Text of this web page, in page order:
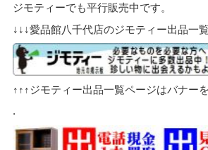
ジモティーでも平行販売中です。
↓↓↓愛品館八千代店のジモティー出品一
↑↑↑ジモティー出品一覧ページはバナー
.